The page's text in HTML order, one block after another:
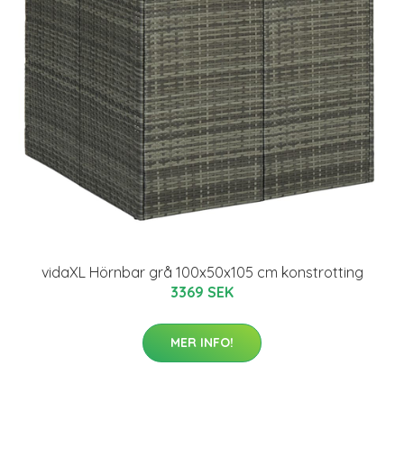
vidaXL Hörnbar grå 100x50x105 cm konstrotting
3369 SEK
MER INFO!